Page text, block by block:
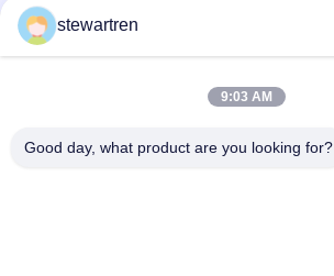
película que lamina del rollo
stewartren
9:03 AM
Good day, what product are you looking for?